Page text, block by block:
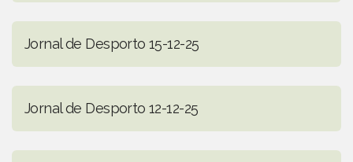
Jornal de Desporto 15-12-25
Jornal de Desporto 12-12-25